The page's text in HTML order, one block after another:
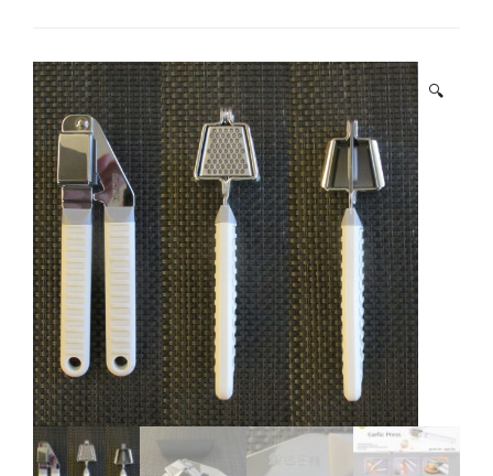
🔍